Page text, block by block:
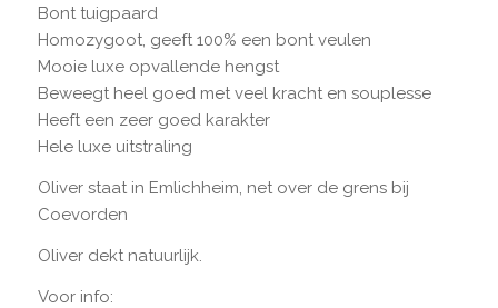
Bont tuigpaard
Homozygoot, geeft 100% een bont veulen
Mooie luxe opvallende hengst
Beweegt heel goed met veel kracht en souplesse
Heeft een zeer goed karakter
Hele luxe uitstraling
Oliver staat in Emlichheim, net over de grens bij
Coevorden
Oliver dekt natuurlijk.
Voor info: